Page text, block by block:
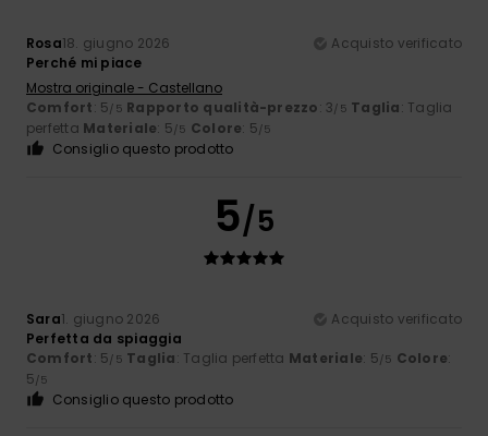
Rosa18. giugno 2026
Acquisto verificato
Perché mi piace
Mostra originale - Castellano
Comfort: 5/5 Rapporto qualità-prezzo: 3/5 Taglia: Taglia
perfetta Materiale: 5/5 Colore: 5/5
Consiglio questo prodotto
5/5
Sara1. giugno 2026
Acquisto verificato
Perfetta da spiaggia
Comfort: 5/5 Taglia: Taglia perfetta Materiale: 5/5 Colore:
5/5
Consiglio questo prodotto